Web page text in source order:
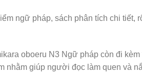
ngữ pháp, sách phân tích chi tiết,
oboeru N3 Ngữ pháp còn đi
nhằm giúp người đọc làm quen và